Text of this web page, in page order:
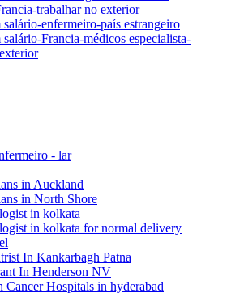
trabalhar no exterior
enfermeiro-país estrangeiro
Francia-médicos especialista-
- lar
in Auckland
in North Shore
in kolkata
in kolkata for normal delivery
In Kankarbagh Patna
In Henderson NV
Cancer Hospitals in hyderabad